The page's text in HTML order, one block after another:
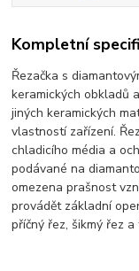
Kompletní
Řezačka s
keramických obkladů
jiných keramických
vlastností zařízení.
chladicího média a
podávané na
omezena prašnost
provádět základní
příčný řez, šikmý řez